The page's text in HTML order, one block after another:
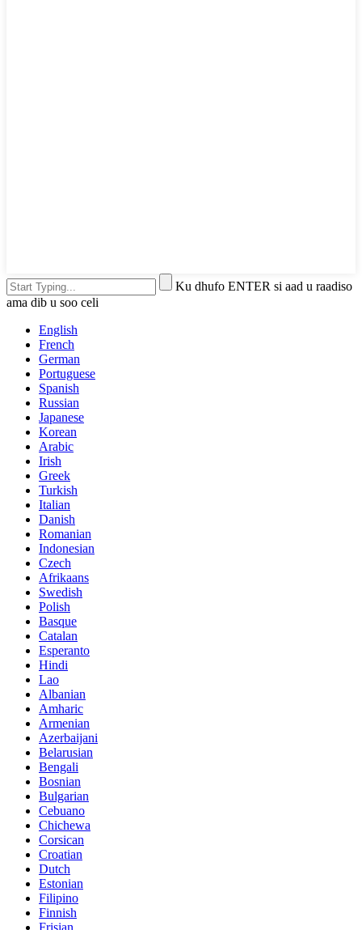
Ku dhufo ENTER si aad u raadiso
ama dib u soo celi
English
French
German
Portuguese
Spanish
Russian
Japanese
Korean
Arabic
Irish
Greek
Turkish
Italian
Danish
Romanian
Indonesian
Czech
Afrikaans
Swedish
Polish
Basque
Catalan
Esperanto
Hindi
Lao
Albanian
Amharic
Armenian
Azerbaijani
Belarusian
Bengali
Bosnian
Bulgarian
Cebuano
Chichewa
Corsican
Croatian
Dutch
Estonian
Filipino
Finnish
Frisian